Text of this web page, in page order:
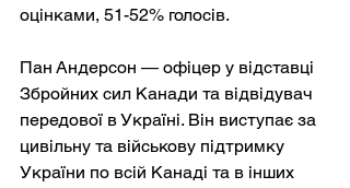
оцінками, 51-52% голосів.
Пан Андерсон — офіцер у відставці
Збройних сил Канади та відвідувач
передової в Україні. Він виступає за
цивільну та військову підтримку
України по всій Канаді та в інших